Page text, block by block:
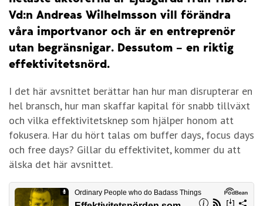
Vd:n Andreas Wilhelmsson vill förändra
våra importvanor och är en entreprenör
utan begränsnigar. Dessutom – en riktig
effektivitetsnörd.
I det här avsnittet berättar han hur man disrupterar en
hel bransch, hur man skaffar kapital för snabb tillväxt
och vilka effektivitetsknep som hjälper honom att
fokusera. Har du hört talas om buffer days, focus days
och free days? Gillar du effektivitet, kommer du att
älska det här avsnittet.